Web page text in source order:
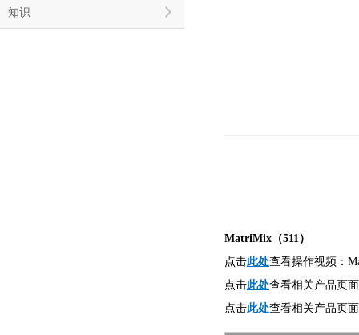
知识
MatriMix（511）
点击此处查看操作视频：
点击此处查看相关产品页
点击此处查看相关产品页